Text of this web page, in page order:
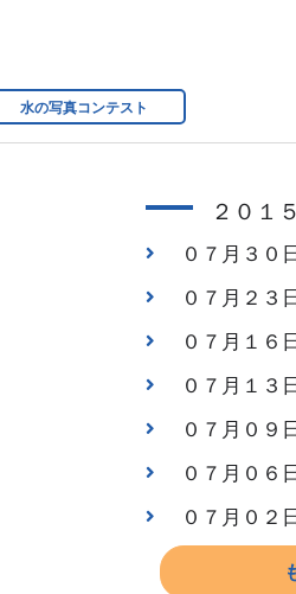
水の写真コンテスト
２０１
０７月３０
０７月２３
０７月１６
０７月１３
０７月０９
０７月０６
０７月０２